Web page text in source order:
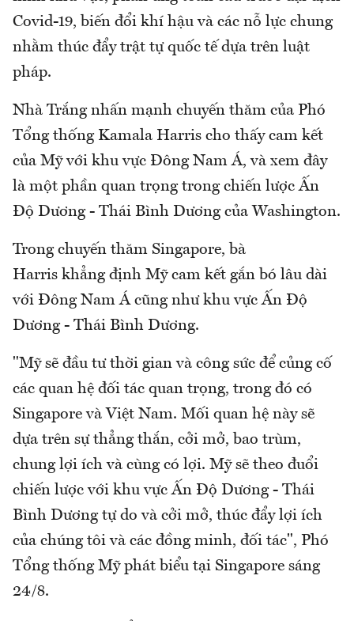
Covid-19, biến đổi khí hậu và các nỗ lực chung
nhằm thúc đẩy trật tự quốc tế dựa trên luật
pháp.
Nhà Trắng nhấn mạnh chuyến thăm của Phó
Tổng thống Kamala Harris cho thấy cam kết
của Mỹ với khu vực Đông Nam Á, và xem đây
là một phần quan trọng trong chiến lược Ấn
Độ Dương - Thái Bình Dương của Washington.
Trong chuyến thăm Singapore, bà
Harris khẳng định Mỹ cam kết gắn bó lâu dài
với Đông Nam Á cũng như khu vực Ấn Độ
Dương - Thái Bình Dương.
"Mỹ sẽ đầu tư thời gian và công sức để củng cố
các quan hệ đối tác quan trọng, trong đó có
Singapore và Việt Nam. Mối quan hệ này sẽ
dựa trên sự thẳng thắn, cởi mở, bao trùm,
chung lợi ích và cùng có lợi. Mỹ sẽ theo đuổi
chiến lược với khu vực Ấn Độ Dương - Thái
Bình Dương tự do và cởi mở, thúc đẩy lợi ích
của chúng tôi và các đồng minh, đối tác", Phó
Tổng thống Mỹ phát biểu tại Singapore sáng
24/8.